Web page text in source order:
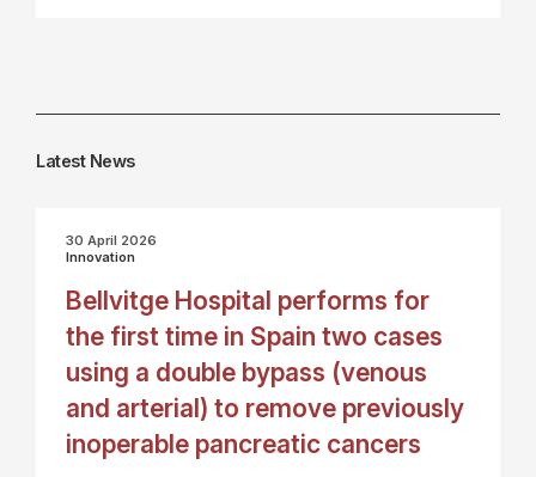
Latest News
30 April 2026
Innovation
Bellvitge Hospital performs for
the first time in Spain two cases
using a double bypass (venous
and arterial) to remove previously
inoperable pancreatic cancers